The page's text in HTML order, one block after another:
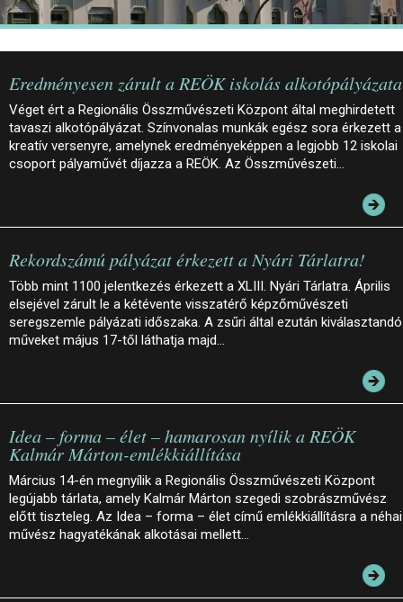
Eredményesen zárult a REÖK iskolás alkotópályázata
Véget ért a Regionális Összművészeti Központ által meghirdetett
tavaszi alkotópályázat. Színvonalas munkák egész sora érkezett a
kreatív versenyre, amelynek eredményeképpen a legjobb 12 iskolai
csoport pályaművét díjazza a REÖK. Az Összművészeti…
Rekordszámú pályázat érkezett a Nyári Tárlatra!
Több mint 1100 jelentkezés érkezett a XLIII. Nyári Tárlatra. Április
elsejével zárult le a kétévente visszatérő képzőművészeti
seregszemle pályázati időszaka. A zsűri által ezután kiválasztandó
műveket május 17-től láthatja majd…
Idea – forma – élet – hamarosan nyílik a REÖK
Kalmár Márton-emlékkiállítása
Március 14-én megnyílik a Regionális Összművészeti Központ
legújabb tárlata, amely Kalmár Márton szegedi szobrászművész
előtt tiszteleg. Az Idea – forma – élet című emlékkiállításra a néhai
művész hagyatékának alkotásai mellett…